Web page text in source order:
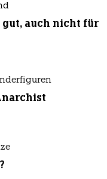
auch nicht für